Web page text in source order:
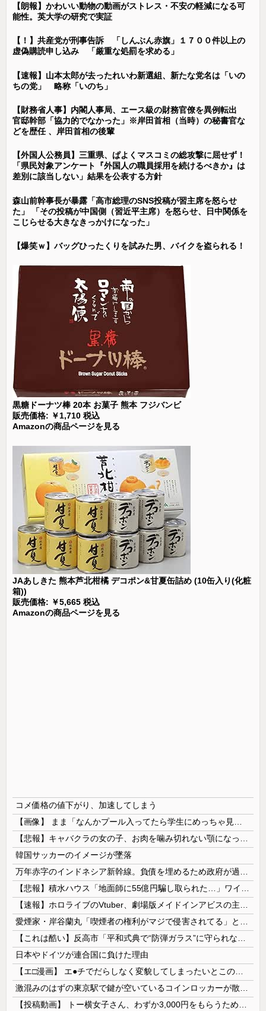
【朗報】かわいい動物の動画がストレス・不安の軽減になる可
能性。英大学の研究で実証
【！】共産党が刑事告訴 「しんぶん赤旗」１７００件以上の
虚偽購読申し込み 「厳重な処罰を求める」
【速報】山本太郎が去ったれいわ新選組、新たな党名は「いの
ちの党」 略称「いのち」
【財務省人事】内閣人事局、エース級の財務官僚を異例転出
官邸幹部「協力的でなかった」※岸田首相（当時）の秘書官な
どを歴任 、岸田首相の後輩
【外国人公務員】三重県、ぱよくマスコミの総攻撃に屈せず！
「県民対象アンケート『外国人の職員採用を続けるべきか』は
差別に該当しない」結果を公表する方針
森山前幹事長が暴露「高市総理のSNS投稿が習主席を怒らせ
た」 「その投稿が中国側（習近平主席）を怒らせ、日中関係を
こじらせる大きなきっかけになった」
【爆笑ｗ】バッグひったくりを試みた男、バイクを盗られる！
黒糖ドーナツ棒 20本 お菓子 熊本 フジバンビ
販売価格: ￥1,710 税込
Amazonの商品ページを見る
JAあしきた 熊本芦北柑橘 デコポン&甘夏缶詰め (10缶入り(化粧
箱))
販売価格: ￥5,665 税込
Amazonの商品ページを見る
コメ価格の値下がり、加速してしまう
韓国サッカーのイメージが墜落
日本やドイツが連合国に負けた理由